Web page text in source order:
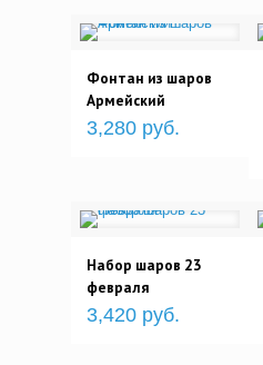
Фонтан из шаров
Армейский
3,280 руб.
Набор шаров 23
февраля
3,420 руб.